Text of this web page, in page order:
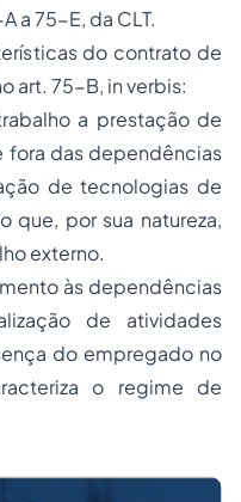
a 75-E, da CLT.
do contrato de
art. 75-B, in verbis:
a prestação de
fora das dependências
de tecnologias de
que, por sua natureza,
externo.
às dependências
de atividades
do empregado no
o regime de